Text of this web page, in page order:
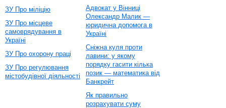
ЗУ Про міліцію
ЗУ Про місцеве
самоврядування в
Україні
ЗУ Про охорону праці
ЗУ Про регулювання
містобудівної діяльності
Адвокат у Вінниці
Олександр Малик —
юридична допомога в
Україні
Сніжна куля проти
лавини: у якому
порядку гасити кілька
позик — математика від
Банкрейт
Як правильно
розрахувати суму